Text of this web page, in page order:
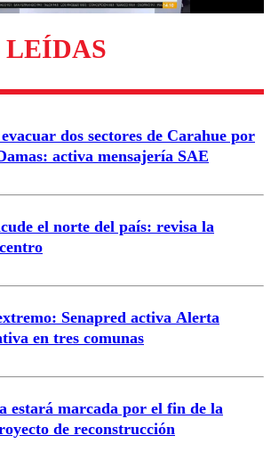
Enviar comentario
LEÍDAS
dos sectores de Carahue por
activa mensajería SAE
el norte del país: revisa la
Senapred activa Alerta
en tres comunas
estará marcada por el fin de la
de reconstrucción